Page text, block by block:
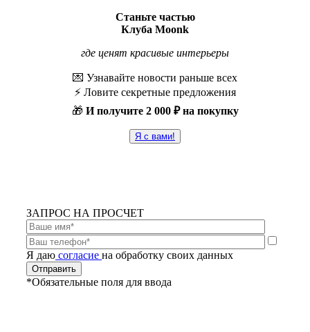
Станьте частью
Клуба Moonk
где ценят красивые интерьеры
💌 Узнавайте новости раньше всех
⚡️ Ловите секретные предложения
🎁 И получите 2 000 ₽ на покупку
Я с вами!
ЗАПРОС НА ПРОСЧЕТ
Я даю согласие на обработку своих данных
*Обязательные поля для ввода